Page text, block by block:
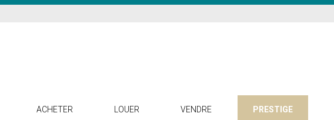
ACHETER LOUER VENDRE PRESTIGE